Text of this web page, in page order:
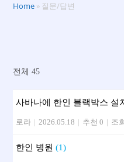
Home » 질문/답변
전체 45
사바나에 한인 블랙박스 설
로라 | 2026.05.18 | 추천 0 | 조
한인 병원(1)